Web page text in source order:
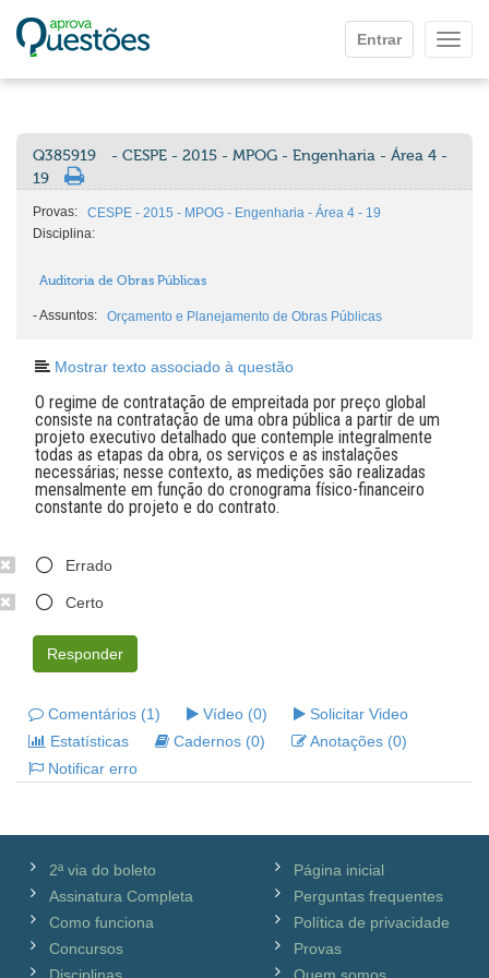
Entrar
Q385919
- CESPE - 2015 - MPOG - Engenharia - Área 4 -
19
Provas:
CESPE - 2015 - MPOG - Engenharia - Área 4 - 19
Disciplina:
Auditoria de Obras Públicas
-Assuntos: Orçamento e Planejamento de Obras Públicas
Mostrar texto associado à questão
O regime de contratação de empreitada por preço global
consiste na contratação de uma obra pública a partir de um
projeto executivo detalhado que contemple integralmente
todas as etapas da obra, os serviços e as instalações
necessárias; nesse contexto, as medições são realizadas
mensalmente em função do cronograma físico-financeiro
constante do projeto e do contrato.
Errado
Certo
Responder
Comentários (1) Vídeo (0)
Solicitar Video
Estatísticas
Cadernos (0)
Anotações (0)
Notificar erro
2ª via do boleto
Assinatura Completa
Como funciona
Concursos
Página inicial
Perguntas frequentes
Política de privacidade
Provas